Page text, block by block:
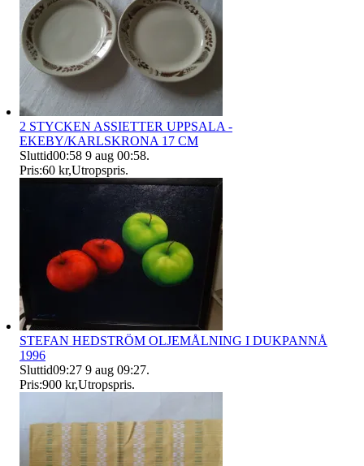
2 STYCKEN ASSIETTER UPPSALA -
EKEBY/KARLSKRONA 17 CM
Sluttid00:58 9 aug 00:58.
Pris:60 kr,Utropspris.
STEFAN HEDSTRÖM OLJEMÅLNING I DUKPANNÅ
1996
Sluttid09:27 9 aug 09:27.
Pris:900 kr,Utropspris.